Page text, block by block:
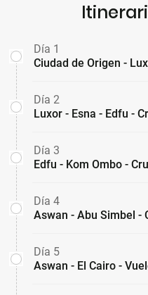
Día 1
Ciudad de Origen -
Día 2
Luxor - Esna - Edfu -
Día 3
Edfu - Kom Ombo -
Día 4
Aswan - Abu Simbel -
Día 5
Aswan - El Cairo -